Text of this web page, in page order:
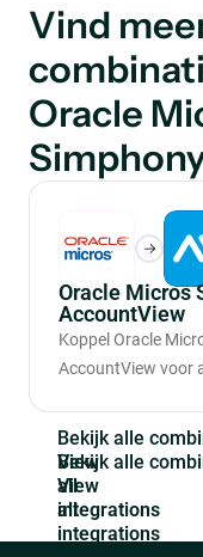
Vind
Oracle
Oracle Micros
AccountView
Koppel Oracle
AccountView voor
Bekijk a e combi
View
all
integrations